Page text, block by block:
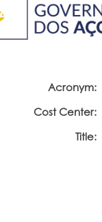
Acronym:
Cost Center:
Title: